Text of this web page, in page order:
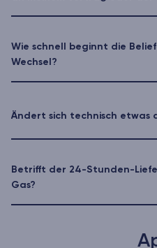
Wie schnell beginnt die
Wechsel?
Ändert sich technisch etwas
Betrifft der 24-Stunden-
Gas?